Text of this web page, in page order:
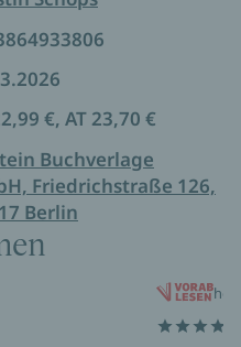
der Natur und
Erinnerung
wiedererwecken.“
von
€, AT 23,70 €
Buchverlage
Friedrichstraße 126,
Berlin